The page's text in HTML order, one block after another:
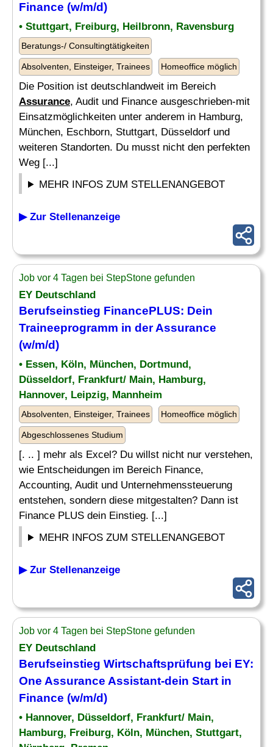
Finance (w/m/d)
• Stuttgart, Freiburg, Heilbronn, Ravensburg
Beratungs-/ Consultingtätigkeiten
Absolventen, Einsteiger, Trainees Homeoffice möglich
Die Position ist deutschlandweit im Bereich
Assurance, Audit und Finance ausgeschrieben-mit
Einsatzmöglichkeiten unter anderem in Hamburg,
München, Eschborn, Stuttgart, Düsseldorf und
weiteren Standorten. Du musst nicht den perfekten
Weg [...]
MEHR INFOS ZUM STELLENANGEBOT
▶ Zur Stellenanzeige
Job vor 4 Tagen bei StepStone gefunden
EY Deutschland
Berufseinstieg FinancePLUS: Dein
Traineeprogramm in derAssurance
(w/m/d)
• Essen, Köln, München, Dortmund,
Düsseldorf, Frankfurt/ Main, Hamburg,
Hannover, Leipzig, Mannheim
Absolventen, Einsteiger, Trainees Homeoffice möglich
Abgeschlossenes Studium
[. .. ] mehr als Excel? Du willst nicht nur verstehen,
wie Entscheidungen im Bereich Finance,
Accounting, Audit und Unternehmenssteuerung
entstehen, sondern diese mitgestalten? Dann ist
Finance PLUS dein Einstieg. [...]
MEHR INFOS ZUM STELLENANGEBOT
▶ Zur Stellenanzeige
Job vor 4 Tagen bei StepStone gefunden
EY Deutschland
Berufseinstieg Wirtschaftsprüfung bei EY:
One Assurance Assistant-dein Start in
Finance (w/m/d)
• Hannover, Düsseldorf, Frankfurt/ Main,
Hamburg, Freiburg, Köln, München, Stuttgart,